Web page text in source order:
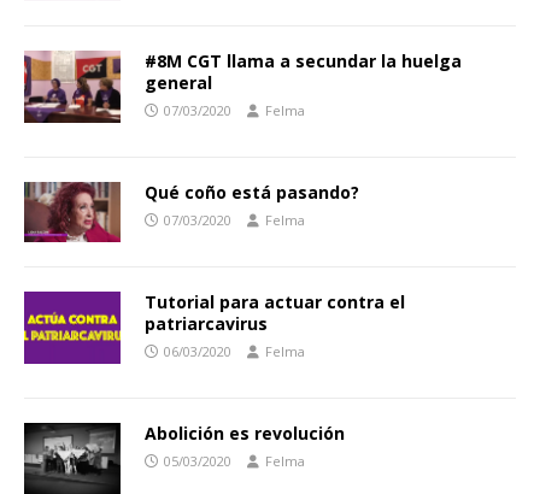
#8M CGT llama a secundar la huelga
general
07/03/2020 Felma
Qué coño está pasando?
07/03/2020 Felma
Tutorial para actuar contra el
patriarcavirus
06/03/2020 Felma
Abolición es revolución
05/03/2020 Felma